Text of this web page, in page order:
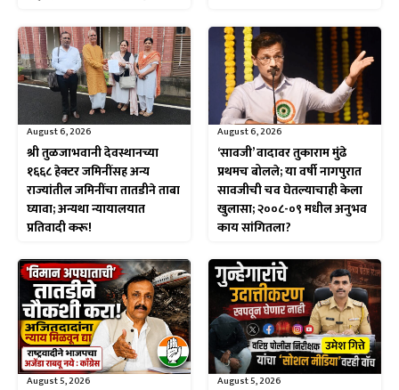
August 6, 2026
श्री तुळजाभवानी देवस्थानच्या
१६६८ हेक्टर जमिनींसह अन्य
राज्यांतील जमिनींचा तातडीने ताबा
घ्यावा; अन्यथा न्यायालयात
प्रतिवादी करू!
August 6, 2026
‘सावजी’ वादावर तुकाराम मुंढे
प्रथमच बोलले; या वर्षी नागपुरात
सावजीची चव घेतल्याचाही केला
खुलासा; २००८-०९ मधील अनुभव
काय सांगितला?
August 5, 2026 August 5, 2026